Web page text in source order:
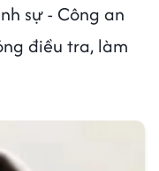
sự - Công an
điều tra, làm